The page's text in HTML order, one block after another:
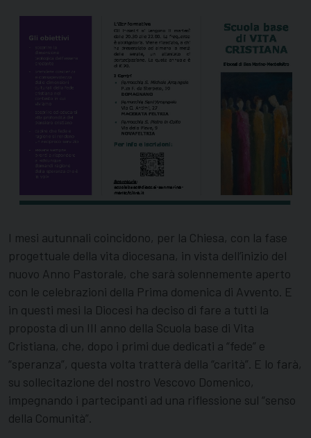
I mesi autunnali coincidono, per la Chiesa, con la fase
progettuale della vita diocesana, in vista dell’inizio del
nuovo Anno Pastorale, che sarà solennemente aperto
con le celebrazioni della Prima domenica di Avvento. E
in questi mesi la Diocesi ha deciso di fare a tutti la
proposta di un III anno della Scuola base di Vita
Cristiana, che, dopo i primi due dedicati a “fede” e
“speranza”, questa volta tratterà della “carità”. E lo farà,
su sollecitazione del nostro Vescovo Domenico,
impegnando i partecipanti ad una riflessione sul “senso
della Comunità”.